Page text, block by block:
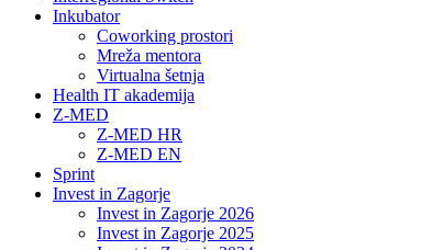
Inkubator
Coworking prostori
Mreža mentora
Virtualna šetnja
Health IT akademija
Z-MED
Z-MED HR
Z-MED EN
Sprint
Invest in Zagorje
Invest in Zagorje 2026
Invest in Zagorje 2025